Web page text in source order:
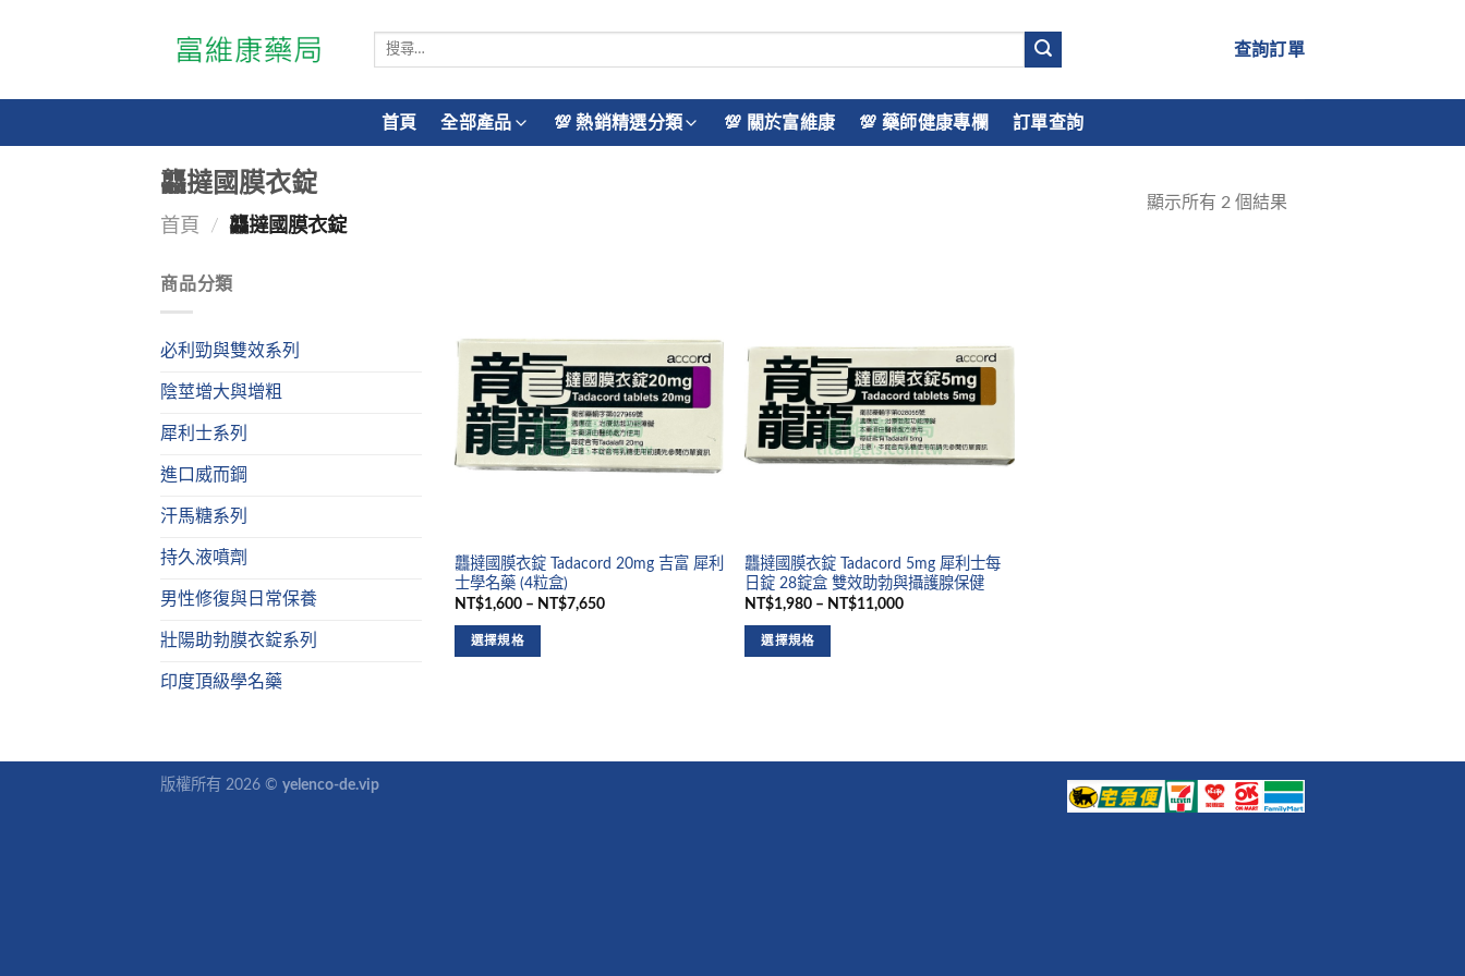
搜
鍵
字:
查詢訂單
首頁 全部產品 💯 熱銷精選分類 💯 關於富維康 💯 藥師健康專欄 訂單查詢
龘撻國膜衣錠
首頁 / 龘撻國膜衣錠
顯示所有 2 個結果
商品分類
必利勁與雙效系列
陰莖增大與增粗
犀利士系列
進口威而鋼
汗馬糖系列
持久液噴劑
男性修復與日常保養
壯陽助勃膜衣錠系列
印度頂級學名藥
龘撻國膜衣錠 Tadacord 20mg 吉富 犀利
士學名藥 (4粒盒)
NT$1,600 – NT$7,650
選擇規格
龘撻國膜衣錠 Tadacord 5mg 犀利士每
日錠 28錠盒 雙效助勃與攝護腺保健
NT$1,980 – NT$11,000
選擇規格
版權所有 2026 © yelenco-de.vip